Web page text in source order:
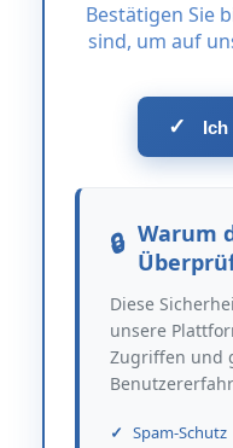
Bestätigen Sie
sind, um auf
✓ Ich
Warum
Diese
unsere
Zugriffen und
Spam-Schutz